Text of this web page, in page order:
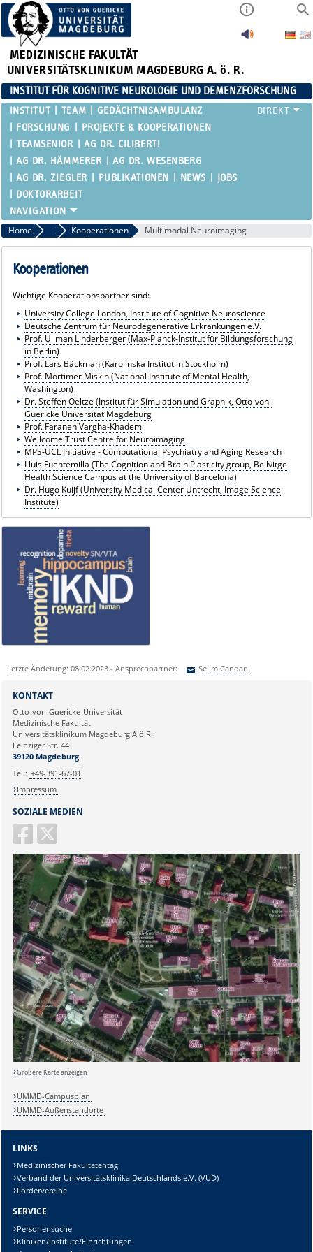
MEDIZINISCHE FAKULTÄT
UNIVERSITÄTSKLINIKUM MAGDEBURG A. ö. R.
INSTITUT FÜR KOGNITIVE NEUROLOGIE UND DEMENZFORSCHUNG
INSTITUT TEAM
GEDÄCHTNISAMBULANZ
FORSCHUNG
PROJEKTE & KOOPERATIONEN
TEAMSENIOR
AG DR. CILIBERTI
AG DR. HÄMMERER
AG DR. WESENBERG
AG DR. ZIEGLER
PUBLIKATIONEN NEWS
JOBS
DOKTORARBEIT
Home Projekte & Kooperationen
Kooperationen Multimodal Neuroimaging
Kooperationen
Wichtige Kooperationspartner sind:
University College London, Institute of Cognitive Neuroscience
Deutsche Zentrum für Neurodegenerative Erkrankungen e.V.
Prof. Ullman Linderberger (Max-Planck-Institut für Bildungsforschung
in Berlin)
Prof. Lars Bäckman (Karolinska Institut in Stockholm)
Prof. Mortimer Miskin (National Institute of Mental Health,
Washington)
Dr. Steffen Oeltze (Institut für Simulation und Graphik, Otto-von-
Guericke Universität Magdeburg
Prof. Faraneh Vargha-Khadem
Wellcome Trust Centre for Neuroimaging
MPS-UCL Initiative - Computational Psychiatry and Aging Research
Lluis Fuentemilla (The Cognition and Brain Plasticity group, Bellvitge
Health Science Campus at the University of Barcelona)
Dr. Hugo Kuijf (University Medical Center Untrecht, Image Science
Institute)
Letzte Änderung: 08.02.2023 - Ansprechpartner: Selim Candan
Sie können eine Nachricht versenden an:
Ihre E-Mailadresse:
Ihr Anliegen:
Sicherheitsabfrage:
SOZIALE MEDIEN
KONTAKT
Otto-von-Guericke-Universität
Medizinische Fakultät
Universitätsklinikum Magdeburg A.ö.R.
Leipziger Str. 44
39120 Magdeburg
Tel.: +49-391-67-01
Impressum
Größere Karte anzeigen
UMMD-Campusplan
UMMD-Außenstandorte
LINKS
Medizinischer Fakultätentag
Verband der Universitätsklinika Deutschlands e.V. (VUD)
Fördervereine
SERVICE
Personensuche
Kliniken/Institute/Einrichtungen